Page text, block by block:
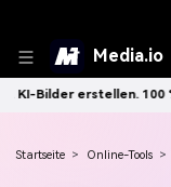
Media.io
100 % kostenlos!
Startseite > Online-Tools >